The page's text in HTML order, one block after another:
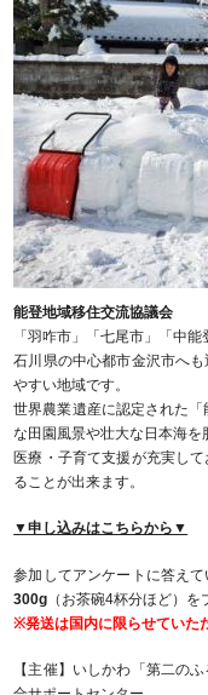
能登地域移住交流協議会
「羽咋市」「七尾市」「中
石川県の中心都市金沢市へ
やすい地域です。
世界農業遺産に認定された
な田園風景や壮大な日本海を
医療・子育て支援が充実し
ることが出来ます。
▼申し込みはこちらから▼
参加してアンケートに答え
300g （お茶碗4杯分ほど）を
※発送は国内に限らせていた
【主催】いしかわ「第二の